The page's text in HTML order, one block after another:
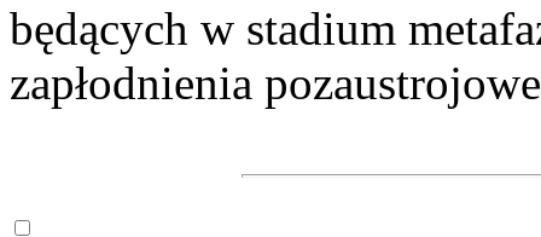
będących w stadium
zapłodnienia